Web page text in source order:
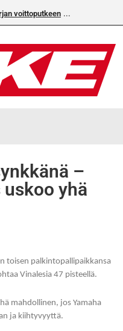
voittoputkeen
–
yhä
toisen palkintopallipaikkansa
Vinalesia 47 pisteellä.
mahdollinen, jos Yamaha
ja kiihtyvyyttä.